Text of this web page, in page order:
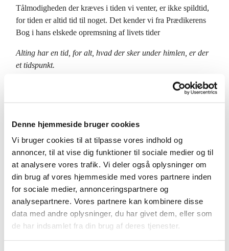
Denne hjemmeside bruger cookies
Vi bruger cookies til at tilpasse vores indhold og
annoncer, til at vise dig funktioner til sociale medier og til
at analysere vores trafik. Vi deler også oplysninger om
din brug af vores hjemmeside med vores partnere inden
for sociale medier, annonceringspartnere og
analysepartnere. Vores partnere kan kombinere disse
data med andre oplysninger, du har givet dem, eller som
de har indsamlet fra din brug af deres tjenester.
Tålmodigheden der kræves i tiden vi venter, er ikke spildtid,
for tiden er altid tid til noget. Det kender vi fra Prædikerens
Bog i hans elskede opremsning af livets tider
Alting har en tid, for alt, hvad der sker under himlen, er der
et tidspunkt.
En tid til at plante, en tid til
at rydde. En tid til at græde, en tid til at le. En tid til at holde
De fornuftige brudepiger har gjort sig klar til at brudgommen
skal komme. Det er ventetid for de ti piger, og ventetid
kræver forberedelse og tålmodighed.
Advent betyder at noget kommer, en forventning om, at
noget nyt skal ske. Advents-tid er ventetid,– vi venter på det
eller den som skal komme. Vi kan også sige det på en anden
måde; ventetid er altid adventstid. Fordi i den tid vi venter på
et eller andet, er vi i en forberedelsesfase og vi er spændt op i